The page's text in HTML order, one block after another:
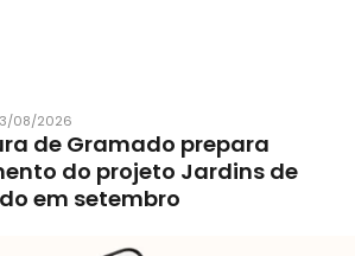
08/2026
de Gramado prepara
do projeto Jardins de
em setembro